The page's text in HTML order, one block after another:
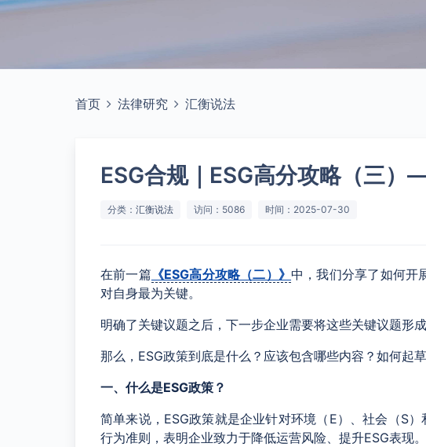
首页 法律研究 汇衡说法
ESG合规｜ESG高分攻略（三
分类： 汇衡说法 访问：5086 时间：2025-07-30
在前一篇 《ESG高分攻略（二）》中，我们分享了如何开
对自身最为关键。
明确了关键议题之后，下一步企业需要将这些关键议题形
那么，ESG政策到底是什么？应该包含哪些内容？如何起
一、什么是ESG政策？
简单来说，ESG政策就是企业针对环境（E）、社会（S
行为准则，表明企业致力于降低运营风险、提升ESG表现。